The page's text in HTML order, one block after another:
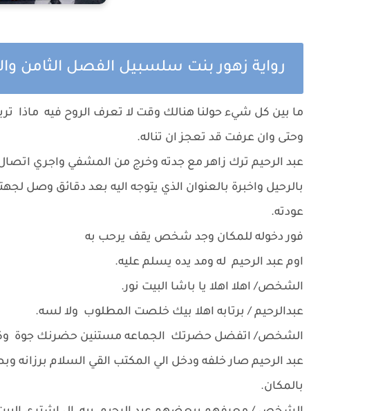
رواية زهور بنت سلسبيل الفصل الثامن
‏ما بين كل شيء حولنا هنالك وقت لا تعرف الروح فيه ماذا
وحتى وان عرفت قد تعجز ان تناله.
عبد الرحيم ترك زاهر مع جدته وخرج من المشفي واجري
بالرحيل واخبرة بالعنوان الذي يتوجه اليه بعد دقائق وصل
عودته.
فور دخوله للمكان وجد شخص يقف يرحب به
اوم عبد الرحيم له ومد يده يسلم عليه.
الشخص/ اهلا اهلا يا باشا البيت نور.
عبدالرحيم / برتابه اهلا بيك خلصت المطلوب ولا لسه.
الشخص/ اتفضل حضرتك الجماعه مستنين حضرنك جوة وكل
عبد الرحيم صار خلفه ودخل الي المكتب القي السلام برزانه
بالمكان.